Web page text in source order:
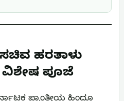
ಹರತಾಳು
ವಿಶೇಷ ಪೂಜೆ